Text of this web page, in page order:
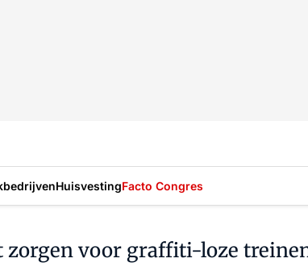
HuisvestingFacto Congres
zorgen voor graffiti-loze